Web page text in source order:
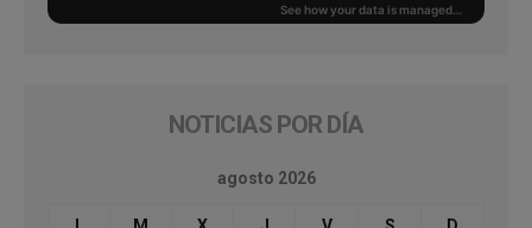
NOTICIAS POR DÍA
agosto 2026